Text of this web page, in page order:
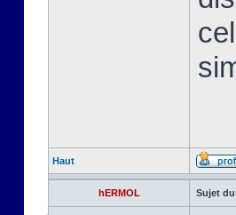
Haut
hERMOL Sujet